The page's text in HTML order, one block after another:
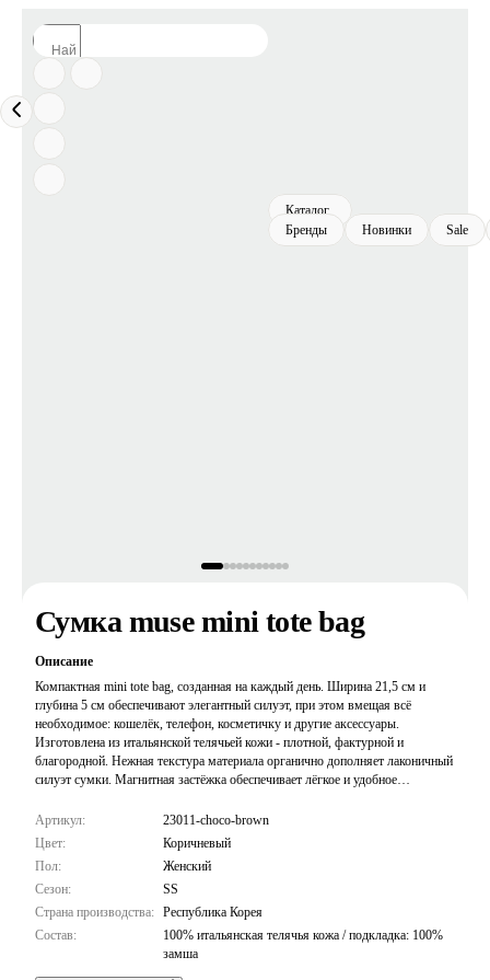
Каталог
Бренды
Новинки Sale
Сумка muse mini tote bag
Описание
Компактная mini tote bag, созданная на каждый день. Ширина 21,5 см и
глубина 5 см обеспечивают элегантный силуэт, при этом вмещая всё
необходимое: кошелёк, телефон, косметичку и другие аксессуары.
Изготовлена из итальянской телячьей кожи - плотной, фактурной и
благородной. Нежная текстура материала органично дополняет лаконичный
силуэт сумки. Магнитная застёжка обеспечивает лёгкое и удобное
тоут или используйте прилагаемый ремень для ношения через плечо.
Минималистичный дизайн легко сочетается с образами от casual до formal -
идеальная сумка на каждый день.
Артикул:
23011-choco-brown
Цвет:
Коричневый
Пол:
Женский
Сезон:
SS
Страна производства: Республика Корея
Состав:
100% итальянская телячья кожа / подкладка: 100%
замша